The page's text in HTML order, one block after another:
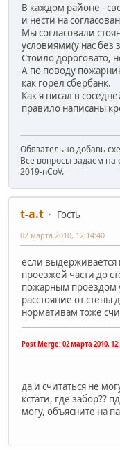
В каждом районе -
и нести на
Мы согласовали
условиями(у нас без
Стоило дороговато,
А по поводу
как горел сбербанк.
Как я писал в
правило написаны
Обязательно добавь
Все вопросы задаем на
2019-nCoV.
t-a.t
Гость
02 марта 2010, 12:14:40
если выдерживается
проезжей части до
пожарным проездом
расстояние от
нормативам тоже
Post Merge: 02 марта 2010,
да и считаться не
кстати, где забор??
могу, объясните на